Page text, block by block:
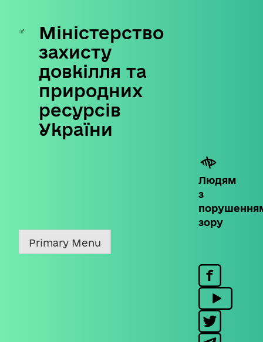
Skip
content
Міністерство
захисту
довкілля та
природних
ресурсів
України
Людям
з
зору
Primary Menu